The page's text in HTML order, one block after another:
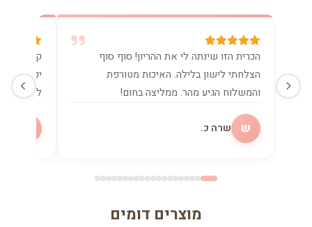
הכרית הזו שינתה לי את ההריון! סוף סוף
הצלחתי לישון בלילה. האיכות מטורפת
והמשלוח הגיע מהר. ממליצה בחום!
ש שרה כ.
קניתי
יכולה
להנקה.
מוצרים דומים